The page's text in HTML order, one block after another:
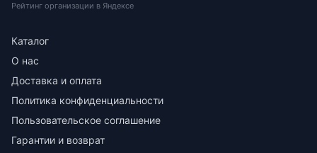
Рейтинг организации в Яндексе
Каталог
О нас
Доставка и оплата
Политика конфиденциальности
Пользовательское соглашение
Гарантии и возврат